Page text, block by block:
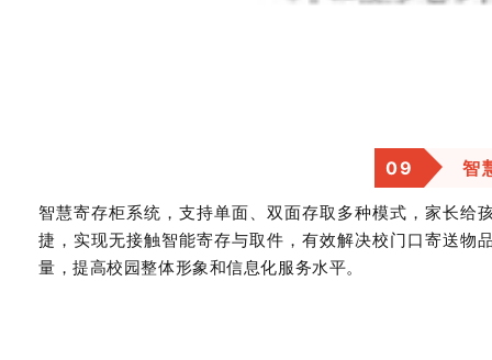
09 智
智慧寄存柜系统，支持单面、双面存取多种模式，家长
捷，实现无接触智能寄存与取件，有效解决校门口寄送物
量，提高校园整体形象和信息化服务水平。